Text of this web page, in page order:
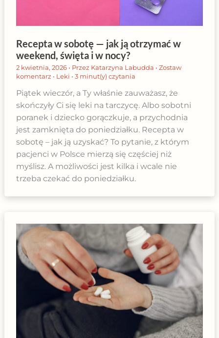
Recepta w sobotę — jak ją otrzymać w
weekend, święta i w nocy?
2 kwietnia, 2026 • Przez Katarzyna Labudda • Zostaw
komentarz • Leki • 3 minut(y) czytania
Piątek wieczór, a Ty właśnie zauważasz, że
skończyły Ci się leki na tarczycę. Albo sobotni
poranek i dziecko gorączkuje, a przychodnia
jest zamknięta do poniedziałku. Recepta w
sobotę – jak ją uzyskać? To pytanie, z którym
pacjenci w Polsce mierzą się częściej niż
myślisz. A możliwości jest kilka i wcale nie
trzeba czekać do poniedziałku.